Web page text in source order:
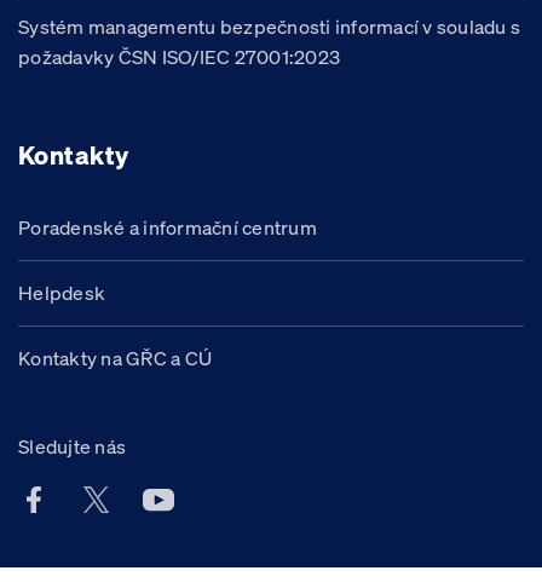
Systém managementu bezpečnosti informací v souladu s
požadavky ČSN ISO/IEC 27001:2023
Kontakty
Poradenské a informační centrum
Helpdesk
Kontakty na GŘC a CÚ
Sledujte nás
Facebook účet Celní správy ČR
X účet Celní správy ČR
Youtube účet Celní správy ČR